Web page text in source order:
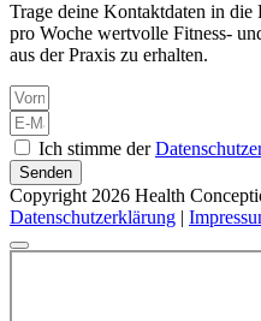
Trage deine Kontaktdaten in
pro Woche wertvolle Fitness-
aus der Praxis zu erhalten.
Ich stimme der
Senden
Copyright 2026 Health
Datenschutzerklärung |